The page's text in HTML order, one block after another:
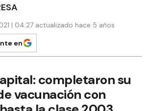
| 04:27 actualizado hace 5 años
en
completaron su
vacunación con